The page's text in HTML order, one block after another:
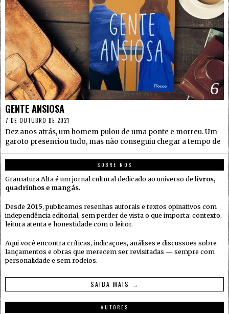
6
GENTE ANSIOSA
7 DE OUTUBRO DE 2021
Dez anos atrás, um homem pulou de uma ponte e morreu. Um
garoto presenciou tudo, mas não conseguiu chegar a tempo de
SOBRE NÓS
Gramatura Alta é um jornal cultural dedicado ao universo de livros,
quadrinhos e mangás.
Desde 2015, publicamos resenhas autorais e textos opinativos com
independência editorial, sem perder de vista o que importa: contexto,
leitura atenta e honestidade com o leitor.
Aqui você encontra críticas, indicações, análises e discussões sobre
lançamentos e obras que merecem ser revisitadas — sempre com
personalidade e sem rodeios.
SAIBA MAIS →
AUTORES